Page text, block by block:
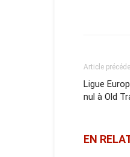
Article
Ligue
nul à Old
EN